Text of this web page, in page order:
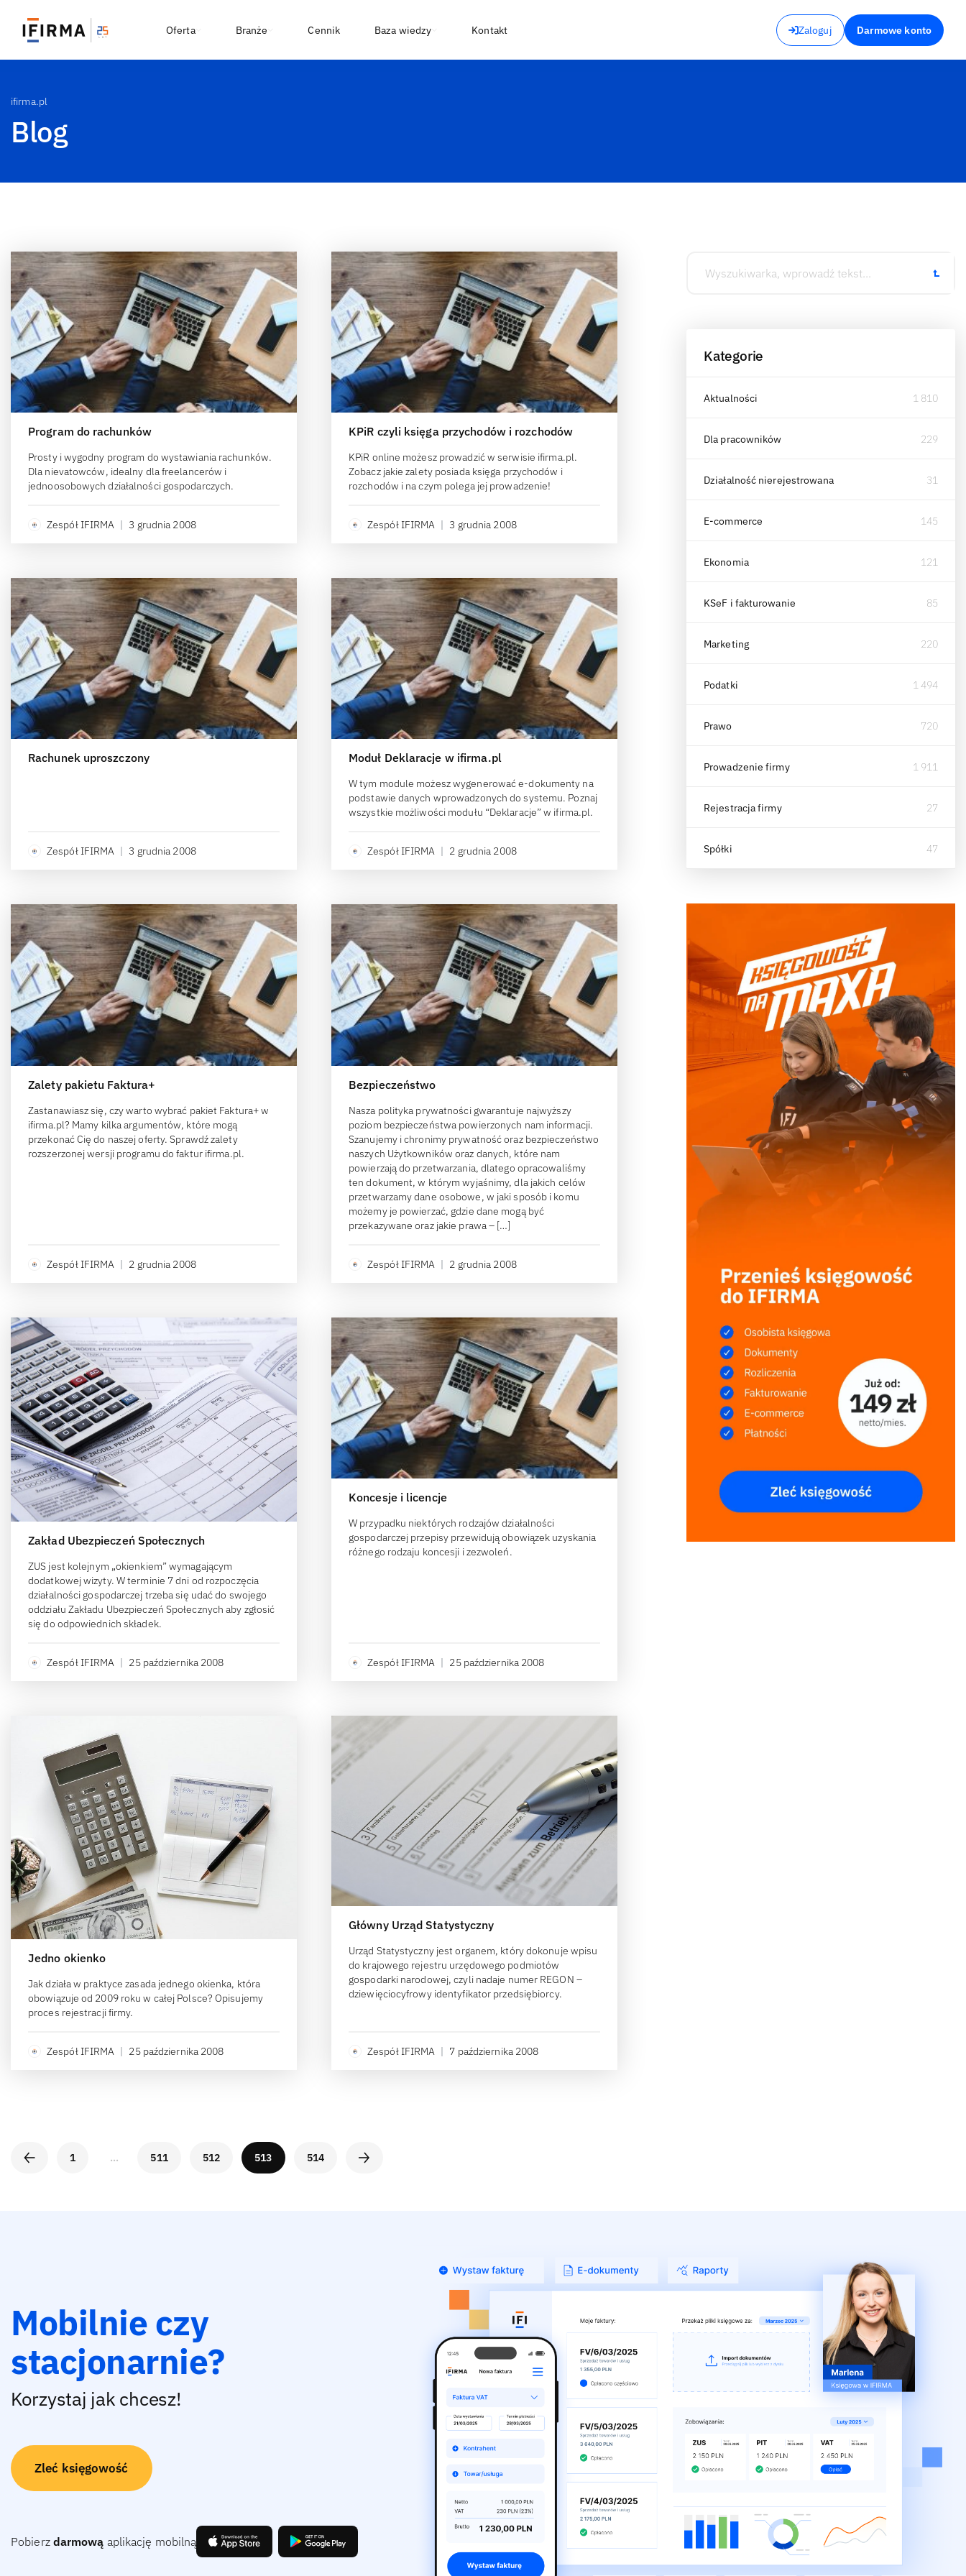
Zaloguj Darmowe konto
Oferta Branże Cennik Baza wiedzy Kontakt
ifirma.pl
Blog
Program do rachunków
Prosty i wygodny program do wystawiania rachunków.
Dla nievatowców, idealny dla freelancerów i
jednoosobowych działalności gospodarczych.
Zespół IFIRMA | 3 grudnia 2008
KPiR czyli księga przychodów i rozchodów
KPiR online możesz prowadzić w serwisie ifirma.pl.
Zobacz jakie zalety posiada księga przychodów i
rozchodów i na czym polega jej prowadzenie!
Zespół IFIRMA | 3 grudnia 2008
Rachunek uproszczony
Zespół IFIRMA 3 grudnia 2008
Moduł Deklaracje w ifirma.pl
W tym module możesz wygenerować e-dokumenty na
podstawie danych wprowadzonych do systemu. Poznaj
wszystkie możliwości modułu “Deklaracje” w ifirma.pl.
Zespół IFIRMA 2 grudnia 2008
Zalety pakietu Faktura+
Zastanawiasz się, czy warto wybrać pakiet Faktura+ w
ifirma.pl? Mamy kilka argumentów, które mogą
przekonać Cię do naszej oferty. Sprawdź zalety
rozszerzonej wersji programu do faktur ifirma.pl.
Zespół IFIRMA | 2 grudnia 2008
Bezpieczeństwo
Nasza polityka prywatności gwarantuje najwyższy
poziom bezpieczeństwa powierzonych nam informacji.
Szanujemy i chronimy prywatność oraz bezpieczeństwo
naszych Użytkowników oraz danych, które nam
powierzają do przetwarzania, dlatego opracowaliśmy
ten dokument, w którym wyjaśnimy, dla jakich celów
przetwarzamy dane osobowe, w jaki sposób i komu
możemy je powierzać, gdzie dane mogą być
przekazywane oraz jakie prawa – […]
Zespół IFIRMA | 2 grudnia 2008
Zakład Ubezpieczeń Społecznych
ZUS jest kolejnym „okienkiem” wymagającym
dodatkowej wizyty. W terminie 7 dni od rozpoczęcia
działalności gospodarczej trzeba się udać do swojego
oddziału Zakładu Ubezpieczeń Społecznych aby zgłosić
się do odpowiednich składek.
Zespół IFIRMA | 25 października 2008
Koncesje i licencje
W przypadku niektórych rodzajów działalności
gospodarczej przepisy przewidują obowiązek uzyskania
różnego rodzaju koncesji i zezwoleń.
Zespół IFIRMA | 25 października 2008
Jedno okienko
Jak działa w praktyce zasada jednego okienka, która
obowiązuje od 2009 roku w całej Polsce? Opisujemy
proces rejestracji firmy.
Zespół IFIRMA | 25 października 2008
Główny Urząd Statystyczny
Urząd Statystyczny jest organem, który dokonuje wpisu
do krajowego rejestru urzędowego podmiotów
gospodarki narodowej, czyli nadaje numer REGON –
dziewięciocyfrowy identyfikator przedsiębiorcy.
Zespół IFIRMA | 7 października 2008
1 … 511 512 513 514
Kategorie
Aktualności 1 810
Dla pracowników 229
Działalność nierejestrowana 31
E-commerce 145
Ekonomia 121
KSeF i fakturowanie 85
Marketing 220
Podatki 1 494
Prawo 720
Prowadzenie firmy 1 911
Rejestracja firmy 27
Spółki 47
Mobilnie czy
stacjonarnie?
Korzystaj jak chcesz!
Zleć księgowość
Pobierz darmową aplikację mobilną